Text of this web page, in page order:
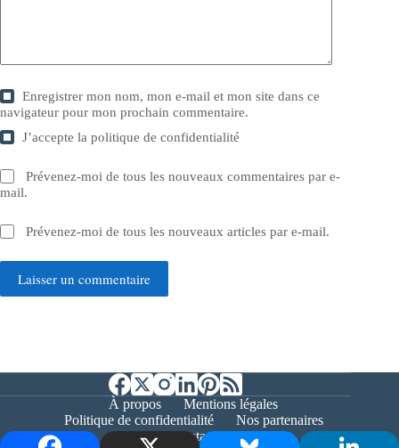
Enregistrer mon nom, mon e-mail et mon site dans ce
navigateur pour mon prochain commentaire.
J’accepte lapolitique de confidentialité
Prévenez-moi de tous les nouveaux commentaires par e-
mail.
Prévenez-moi de tous les nouveaux articles par e-mail.
Laisser un commentaire
À propos
Mentions légales
Politique de confidentialité
Nos partenaires
Contact